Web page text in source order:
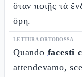
ὅταν ποιῇς τὰ
ὄρη.
LETTURA ORTODOSSA
Quando facesti
attendevamo,